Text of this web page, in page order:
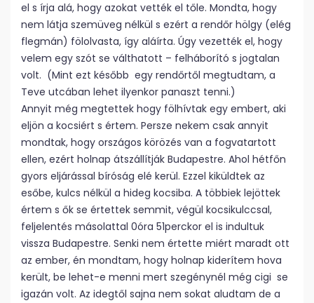
el s írja alá, hogy azokat vették el tőle. Mondta, hogy
nem látja szemüveg nélkül s ezért a rendőr hölgy (elég
flegmán) fölolvasta, így aláírta. Úgy vezették el, hogy
velem egy szót se válthatott – felháborító s jogtalan
volt. (Mint ezt később egy rendőrtől megtudtam, a
Teve utcában lehet ilyenkor panaszt tenni.)
Annyit még megtettek hogy fölhívtak egy embert, aki
eljön a kocsiért s értem. Persze nekem csak annyit
mondtak, hogy országos körözés van a fogvatartott
ellen, ezért holnap átszállítják Budapestre. Ahol hétfőn
gyors eljárással bíróság elé kerül. Ezzel kiküldtek az
esőbe, kulcs nélkül a hideg kocsiba. A többiek lejöttek
értem s ők se értettek semmit, végül kocsikulccsal,
feljelentés másolattal 0óra 51perckor el is indultuk
vissza Budapestre. Senki nem értette miért maradt ott
az ember, én mondtam, hogy holnap kiderítem hova
került, be lehet-e menni mert szegénynél még cigi se
igazán volt. Az idegtől sajna nem sokat aludtam de a